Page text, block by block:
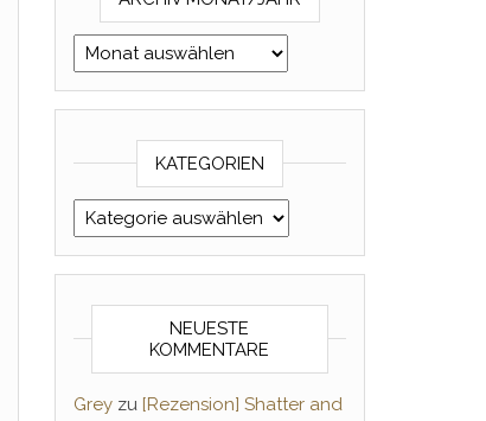
Archiv Monat/Jahr
KATEGORIEN
Kategorien
NEUESTE
KOMMENTARE
Greyzu [Rezension] Shatter and